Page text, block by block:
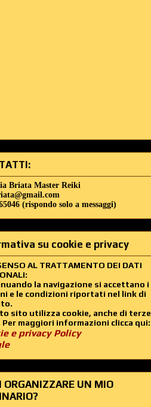
Briata Master Reiki
(rispondo solo a messaggi)
su cookie e privacy
AL TRATTAMENTO DEI DATI
la navigazione si accettano i
e le condizioni riportati nel link di
sito utilizza cookie, anche di terze
maggiori informazioni clicca qui:
e privacy Policy
ORGANIZZARE UN MIO